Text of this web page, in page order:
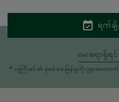
ရက်ခ
မေးစရာရှိရင်
* လူကြီးမင်း၏ စုံစမ်းမေးမြန်းမှုကိုလူနာအထောက်